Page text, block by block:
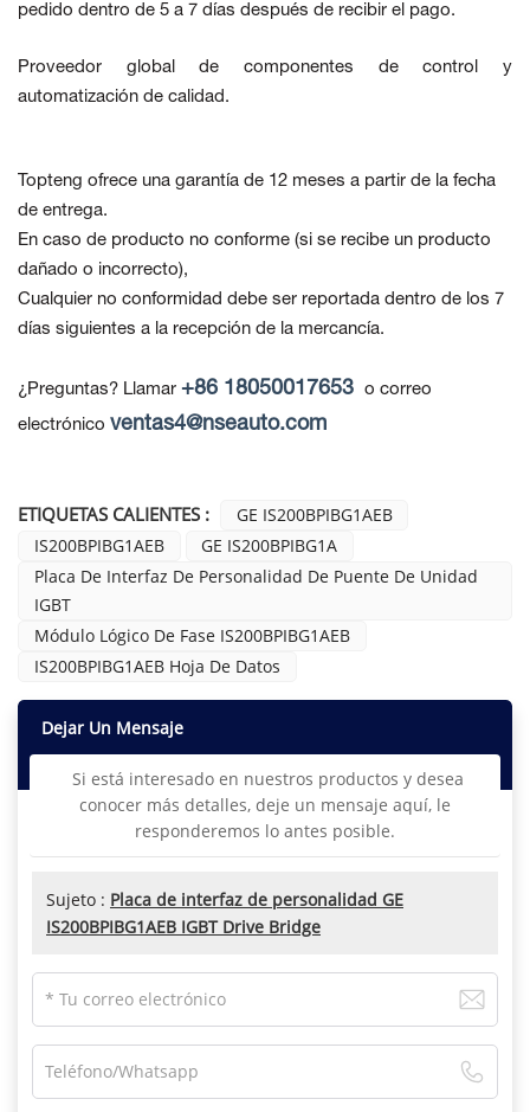
pedido dentro de 5 a 7 días después de recibir el pago.
Proveedor global de componentes de control y
automatización de calidad.
Topteng ofrece una garantía de 12 meses a partir de la fecha
de entrega.
En caso de producto no conforme (si se recibe un producto
dañado o incorrecto),
Cualquier no conformidad debe ser reportada dentro de los 7
días siguientes a la recepción de la mercancía.
¿Preguntas? Llamar +86 18050017653 o correo
electrónico ventas4@nseauto.com
ETIQUETAS CALIENTES :
GE IS200BPIBG1AEB
IS200BPIBG1AEB
GE IS200BPIBG1A
Placa De Interfaz De Personalidad De Puente De Unidad
IGBT
Módulo Lógico De Fase IS200BPIBG1AEB
IS200BPIBG1AEB Hoja De Datos
Dejar Un Mensaje
Si está interesado en nuestros productos y desea
conocer más detalles, deje un mensaje aquí, le
responderemos lo antes posible.
Sujeto : Placa de interfaz de personalidad GE
IS200BPIBG1AEB IGBT Drive Bridge